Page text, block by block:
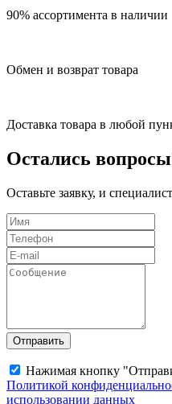
90% ассортимента в наличии
Обмен и возврат товара
Доставка товара в любой
Остались
Оставьте заявку, и
Отправить
Нажимая кнопку
Политикой
использовании данных